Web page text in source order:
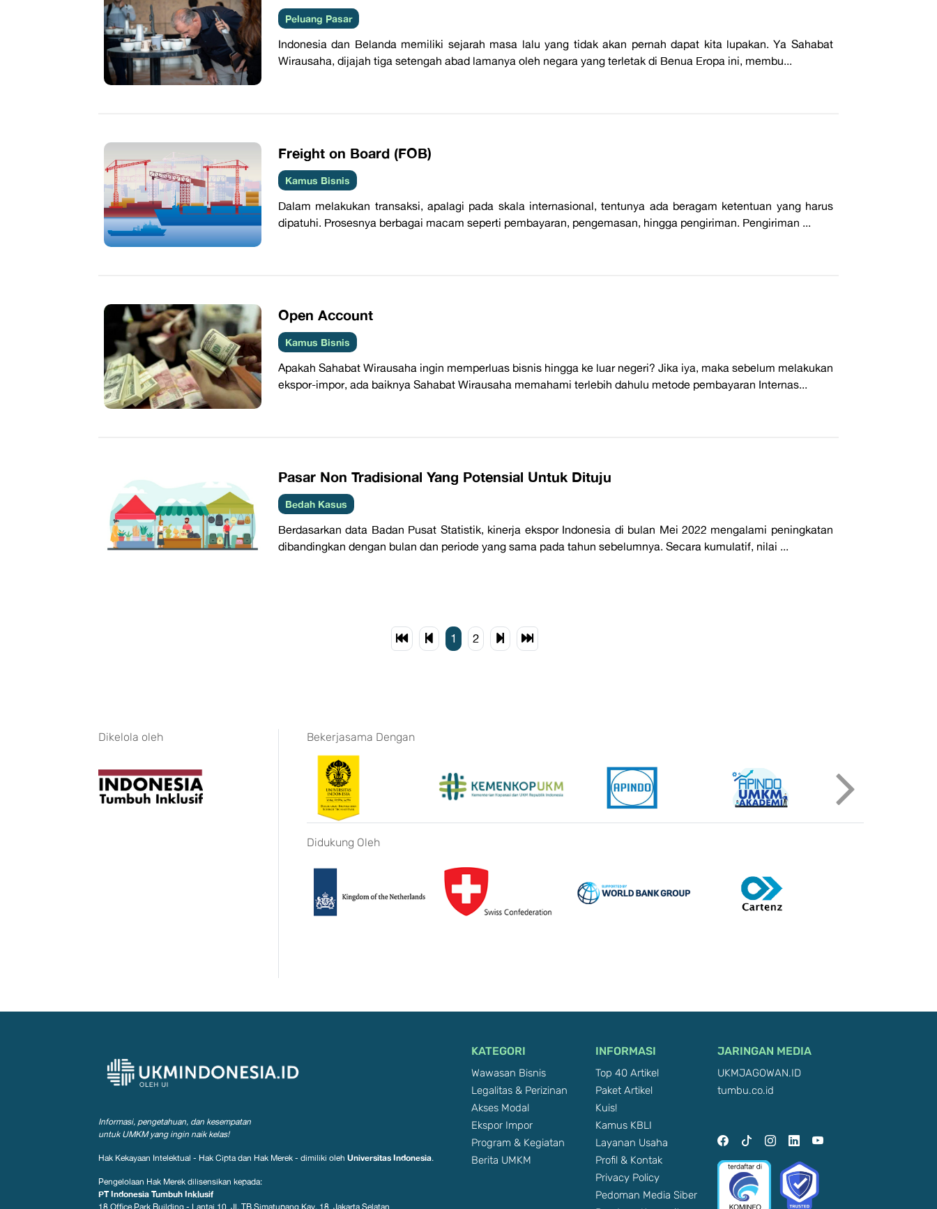
Peluang Pasar
Indonesia dan Belanda memiliki sejarah masa lalu yang tidak akan pernah dapat kita lupakan. Ya Sahabat
Wirausaha, dijajah tiga setengah abad lamanya oleh negara yang terletak di Benua Eropa ini, membu...
​Freight on Board (FOB)
Kamus Bisnis
Dalam melakukan transaksi, apalagi pada skala internasional, tentunya ada beragam ketentuan yang harus
dipatuhi. Prosesnya berbagai macam seperti pembayaran, pengemasan, hingga pengiriman. Pengiriman ...
​Open Account
Kamus Bisnis
Apakah Sahabat Wirausaha ingin memperluas bisnis hingga ke luar negeri? Jika iya, maka sebelum melakukan
ekspor-impor, ada baiknya Sahabat Wirausaha memahami terlebih dahulu metode pembayaran Internas...
Pasar Non Tradisional Yang Potensial Untuk Dituju
Bedah Kasus
Berdasarkan data Badan Pusat Statistik, kinerja ekspor Indonesia di bulan Mei 2022 mengalami peningkatan
dibandingkan dengan bulan dan periode yang sama pada tahun sebelumnya. Secara kumulatif, nilai ...
1 2
Dikelola oleh Bekerjasama Dengan
Didukung Oleh
Informasi, pengetahuan, dan kesempatan
untuk UMKM yang ingin naik kelas!
Hak Kekayaan Intelektual - Hak Cipta dan Hak Merek - dimiliki oleh Universitas Indonesia.
Pengelolaan Hak Merek dilisensikan kepada:
PT Indonesia Tumbuh Inklusif
18 Office Park Building - Lantai 10, Jl. TB Simatupang Kav. 18, Jakarta Selatan
KATEGORI
Wawasan Bisnis
Legalitas & Perizinan
Akses Modal
Ekspor Impor
Program & Kegiatan
Berita UMKM
INFORMASI
Top 40 Artikel
Paket Artikel
Kuis!
Kamus KBLI
Layanan Usaha
Profil & Kontak
Privacy Policy
Pedoman Media Siber
JARINGAN MEDIA
UKMJAGOWAN.ID
tumbu.co.id